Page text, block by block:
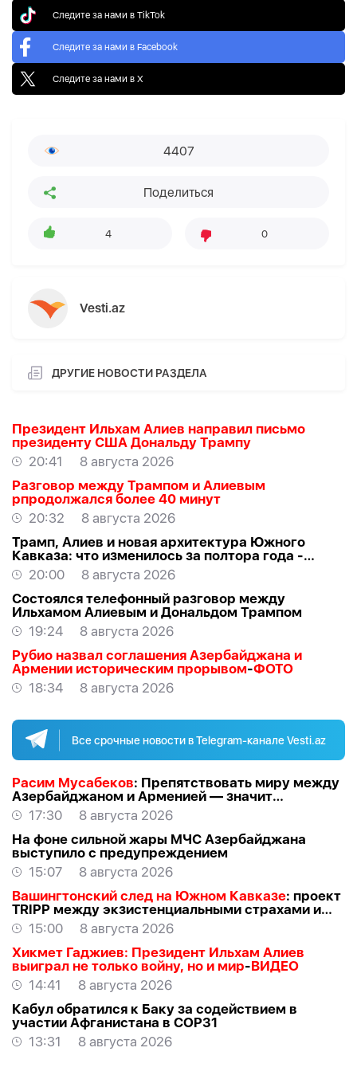
Следите за нами в TikTok
Следите за нами в Facebook
Следите за нами в X
4407
Поделиться
4 0
Vesti.az
ДРУГИЕ НОВОСТИ РАЗДЕЛА
Президент Ильхам Алиев направил письмо
президенту США Дональду Трампу
20:41
8 августа 2026
Разговор между Трампом и Алиевым
рпродолжался более 40 минут
20:32
8 августа 2026
Трамп, Алиев и новая архитектура Южного
Кавказа: что изменилось за полтора года -
ВЗГЛЯД
20:00
8 августа 2026
Состоялся телефонный разговор между
Ильхамом Алиевым и Дональдом Трампом
19:24
8 августа 2026
Рубио назвал соглашения Азербайджана и
Армении историческим прорывом-ФОТО
18:34
8 августа 2026
Все срочные новости в Telegram-канале Vesti.az
Расим Мусабеков: Препятствовать миру между
Азербайджаном и Арменией — значит
создавать проблемы самим себе -
17:30
8 августа 2026
На фоне сильной жары МЧС Азербайджана
выступило с предупреждением
15:07
8 августа 2026
Вашингтонский след на Южном Кавказе: проект
TRIPР между экзистенциальными страхами и
прагматичными интересами -
АЛЛАХВЕРАНОВ
15:00
8 августа 2026
Хикмет Гаджиев: Президент Ильхам Алиев
выиграл не только войну, но и мир-ВИДЕО
14:41
8 августа 2026
Кабул обратился к Баку за содействием в
участии Афганистана в COP31
13:31
8 августа 2026